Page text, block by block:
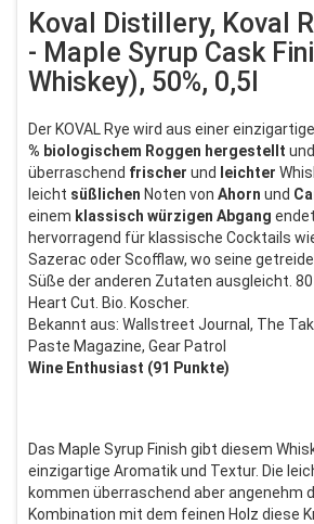
Koval Distillery, Koval
- Maple Syrup Cask
Whiskey), 50%, 0,5l
Der KOVAL Rye wird aus einer
% biologischem Roggen hergestellt
überraschend frischer und leichter
leicht süßlichen Noten von Ahorn und
einem klassisch würzigen Abgang
hervorragend für klassische Cocktails
Sazerac oder Scofflaw, wo seine
Süße der anderen Zutaten ausgleicht. 80
Heart Cut. Bio. Koscher.
Bekannt aus: Wallstreet Journal, The
Paste Magazine, Gear Patrol
Wine Enthusiast (91 Punkte)
Das Maple Syrup Finish gibt diesem
einzigartige Aromatik und Textur. Die
kommen überraschend aber angenehm
Kombination mit dem feinen Holz diese